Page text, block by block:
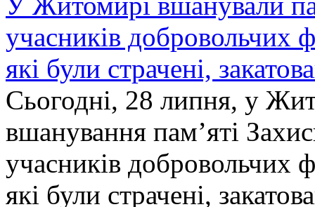
учасників добровольчих
які були страчені,
Сьогодні, 28 липня, у
вшанування пам’яті
учасників добровольчих
які були страчені,